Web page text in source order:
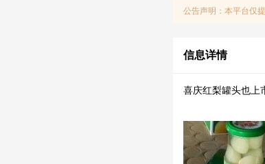
公告声明：本平台仅
信息详情
喜庆红梨罐头也上